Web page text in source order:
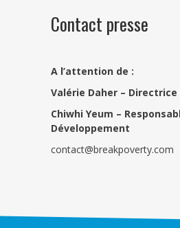
Contact presse
A l’attention de :
Valérie Daher – Directrice
Chiwhi Yeum –
Développement
contact@breakpoverty.com